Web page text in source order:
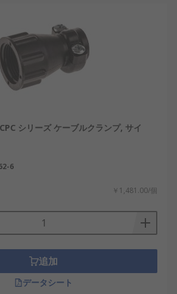
シリーズ ケーブルクランプ, サイ
6
￥1,481.00/個
追加
データシート